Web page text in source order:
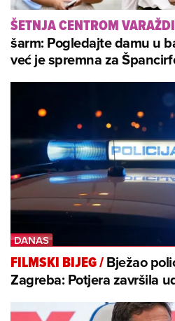
ŠETNJA CENTROM
šarm: Pogledajte damu u
već je spremna za
FILMSKI BIJEG/Bježao
Zagreba: Potjera završila